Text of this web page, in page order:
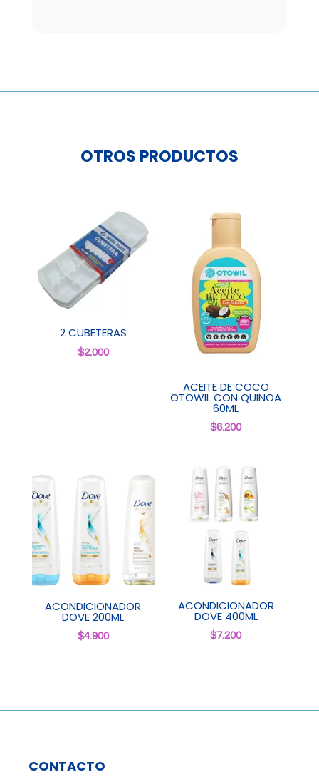
OTROS PRODUCTOS
2 CUBETERAS
$2.000
ACEITE DE COCO
OTOWIL CON QUINOA
60ML
$6.200
ACONDICIONADOR
DOVE 200ML
$4.900
ACONDICIONADOR
DOVE 400ML
$7.200
CONTACTO